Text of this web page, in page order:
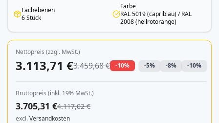
Fachebenen
6 Stück
Farbe
RAL 5019 (capriblau) / RAL
2008 (hellrotorange)
Nettopreis (zzgl. MwSt.)
3.113,71 €3.459,68 € -10% -5% -8% -10%
Bruttopreis (inkl. 19% MwSt.)
3.705,31 €4.117,02 €
excl.Versandkosten